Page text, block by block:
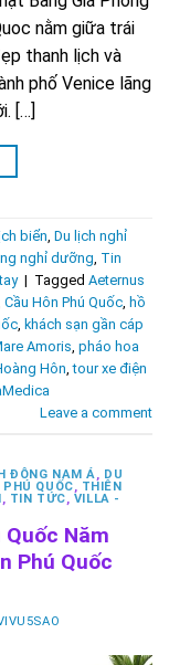
nằm giữa trái
thanh lịch và
phố Venice lãng
[…]
biển Du lịch nghỉ
nghỉ dưỡng Tin
| Tagged Aeternus
Cầu Hôn Phú Quốc hồ
khách sạn gần cáp
Amoris pháo hoa
Hôn ,tour xe điện
Leave a comment
ĐÔNG NAM Á
DU
PHÚ QUỐC
THIÊN
TIN TỨC
VILLA -
Năm
Phú Quốc